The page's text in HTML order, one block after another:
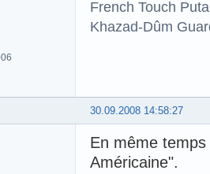
French Touch
Khazad-Dûm
30.09.2008 14:58:27
En même
Américaine".